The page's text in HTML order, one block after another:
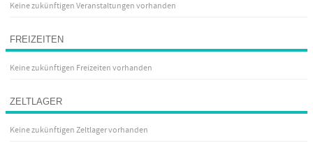
Keine zukünftigen Veranstaltungen vorhanden
FREIZEITEN
Keine zukünftigen Freizeiten vorhanden
ZELTLAGER
Keine zukünftigen Zeltlager vorhanden